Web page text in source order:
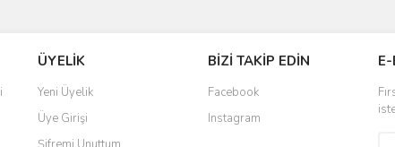
ÜYELİK
Yeni Üyelik
Üye Girişi
BİZİ TAKİP EDİN
Facebook
Instagram